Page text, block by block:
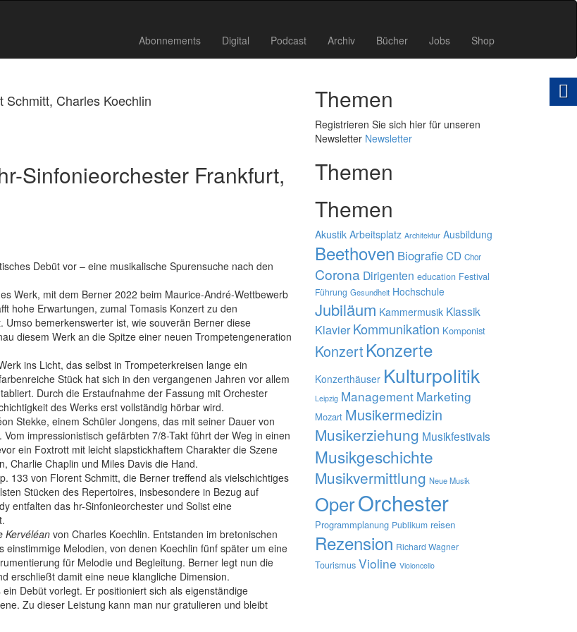
Abonnements Digital Podcast Archiv Bücher Jobs Shop
Schmitt, Charles Koechlin
Sinfonieorchester Frankfurt,
Debüt vor – eine musikalische Spurensuche nach den
Werk, mit dem Berner 2022 beim Maurice-André-Wettbewerb
hohe Erwartungen, zumal Tomasis Konzert zu den
bemerkenswerter ist, wie souverän Berner diese
diesem Werk an die Spitze einer neuen Trompetengeneration
ins Licht, das selbst in Trompeterkreisen lange ein
Stück hat sich in den vergangenen Jahren vor allem
Durch die Erstaufnahme der Fassung mit Orchester
des Werks erst vollständig hörbar wird.
Stekke, einem Schüler Jongens, das mit seiner Dauer von
impressionistisch gefärbten 7/8-Takt führt der Weg in einen
ein Foxtrott mit leicht slapstickhaftem Charakter die Szene
Charlie Chaplin und Miles Davis die Hand.
133 von Florent Schmitt, die Berner treffend als vielschichtiges
Stücken des Repertoires, insbesondere in Bezug auf
entfalten das hr-Sinfonieorchester und Solist eine
Kervéléan von Charles Koechlin. Entstanden im bretonischen
Melodien, von denen Koechlin fünf später um eine
für Melodie und Begleitung. Berner legt nun die
erschließt damit eine neue klangliche Dimension.
Debüt vorlegt. Er positioniert sich als eigenständige
Zu dieser Leistung kann man nur gratulieren und bleibt
Themen
Registrieren Sie sich hier für unseren
Newsletter Newsletter
Themen
Themen
Akustik Arbeitsplatz Architektur Ausbildung
Beethoven BiografieCD Chor
Corona Dirigenten education Festival
Führung Gesundheit Hochschule
Jubiläum Kammermusik Klassik
Klavier Kommunikation Komponist
Konzert Konzerte
Konzerthäuser Kulturpolitik
Leipzig Management Marketing
Mozart Musikermedizin
Musikerziehung Musikfestivals
Musikgeschichte
Musikvermittlung Neue Musik
OperOrchester
Programmplanung Publikum reisen
Rezension Richard Wagner
Tourismus Violine Violoncello